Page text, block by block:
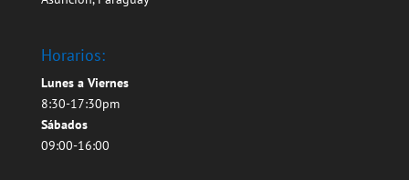
Horarios:
Lunes a Viernes
8:30-17:30pm
Sábados
09:00-16:00